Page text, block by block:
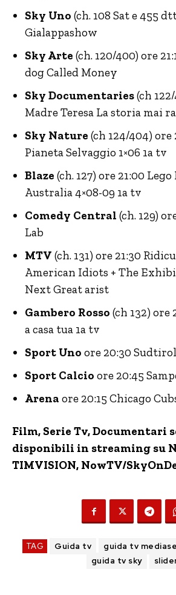
Sky Uno (ch. 108 Sat e 455
Gialappashow
Sky Arte (ch. 120/400) ore
dog Called Money
Sky Documentaries(ch
Madre Teresa La storia mai
Sky Nature (ch 124/404) ore
Pianeta Selvaggio 1×06 1a tv
Blaze (ch. 127) ore 21:00
Australia 4×08-09 1a tv
Comedy Central (ch. 129)
Lab
MTV (ch. 131) ore 21:30
American Idiots + The
Next Great arist
Gambero Rosso (ch 132) ore
a casa tua 1a tv
Sport Uno ore 20:30
Sport Calcio ore 20:45
Arena ore 20:15 Chicago
Film, Serie Tv, Documentari
disponibili in streaming su
TIMVISION, NowTV/
TAG Guida tv guida tv
guida tv sky